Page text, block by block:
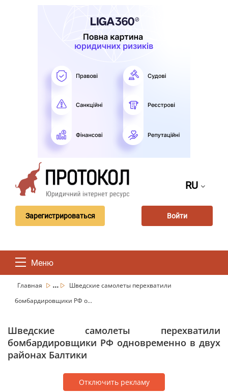
RU
Зарегистрироваться Войти
Меню
Главная ...
Шведские самолеты перехватили
бомбардировщики РФ о...
Шведские самолеты перехватили
бомбардировщики РФ одновременно в двух
районах Балтики
Отключить рекламу